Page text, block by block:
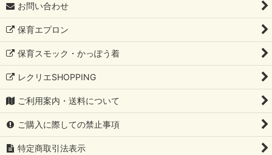
お問い合わせ
保育エプロン
保育スモック・かっぽう着
レクリエSHOPPING
ご利用案内・送料について
ご購入に際しての禁止事項
特定商取引法表示